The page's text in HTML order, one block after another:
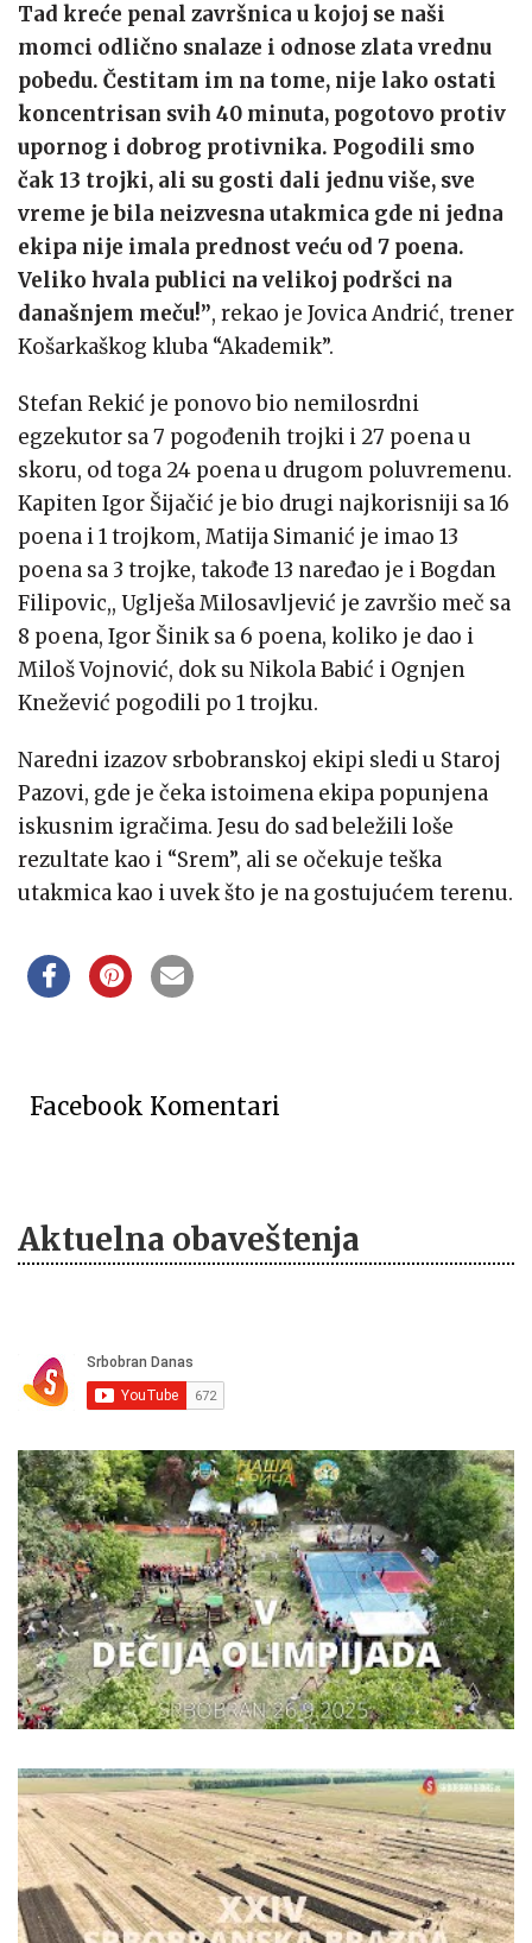
Tad kreće penal završnica u kojoj se naši
momci odlično snalaze i odnose zlata vrednu
pobedu. Čestitam im na tome, nije lako ostati
koncentrisan svih 40 minuta, pogotovo protiv
upornog i dobrog protivnika. Pogodili smo
čak 13 trojki, ali su gosti dali jednu više, sve
vreme je bila neizvesna utakmica gde ni jedna
ekipa nije imala prednost veću od 7 poena.
Veliko hvala publici na velikoj podršci na
današnjem meču!”, rekao je Jovica Andrić, trener
Košarkaškog kluba “Akademik”.
Stefan Rekić je ponovo bio nemilosrdni
egzekutor sa 7 pogođenih trojki i 27 poena u
skoru, od toga 24 poena u drugom poluvremenu.
Kapiten Igor Šijačić je bio drugi najkorisniji sa 16
poena i 1 trojkom, Matija Simanić je imao 13
poena sa 3 trojke, takođe 13 naređao je i Bogdan
Filipovic,, Uglješa Milosavljević je završio meč sa
8 poena, Igor Šinik sa 6 poena, koliko je dao i
Miloš Vojnović, dok su Nikola Babić i Ognjen
Knežević pogodili po 1 trojku.
Naredni izazov srbobranskoj ekipi sledi u Staroj
Pazovi, gde je čeka istoimena ekipa popunjena
iskusnim igračima. Jesu do sad beležili loše
rezultate kao i “Srem”, ali se očekuje teška
utakmica kao i uvek što je na gostujućem terenu.
Facebook Komentari
Aktuelna obaveštenja